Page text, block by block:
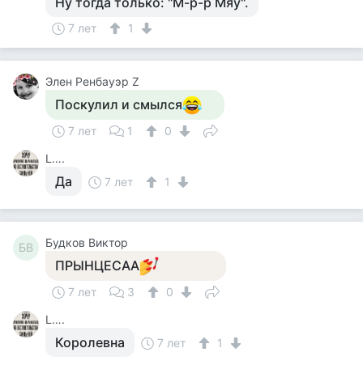
7 лет 1
Элен Ренбауэр Z
Поскулил и смылся
7 лет 1
0
L….
Да 7 лет 1
БВ Будков Виктор
ПРЫНЦЕСАА
7 лет 3
0
L….
Королевна 7 лет 1